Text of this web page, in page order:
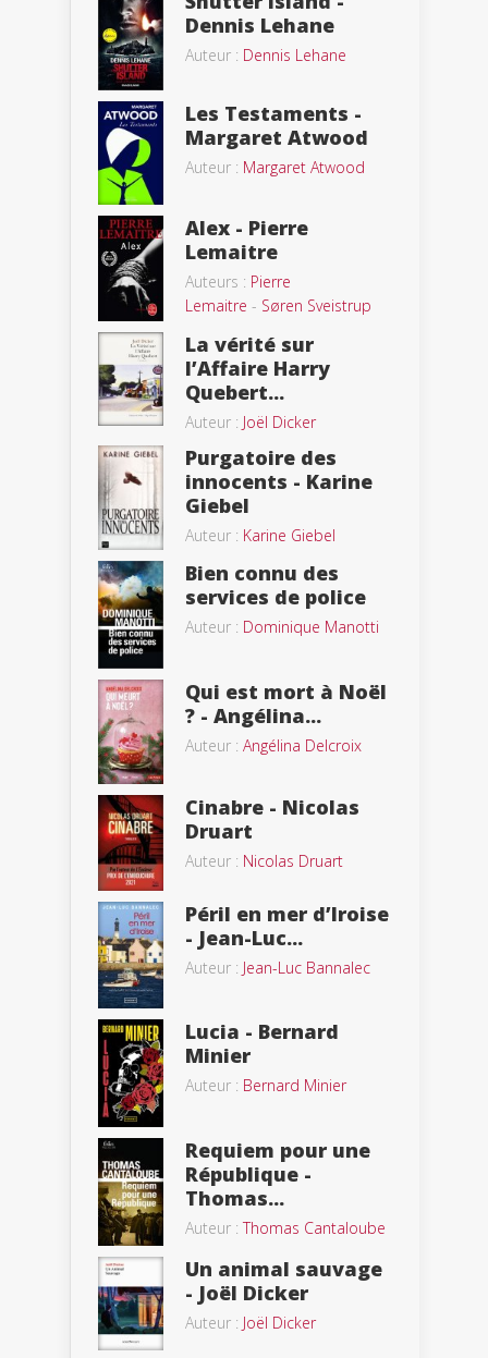
Dennis Lehane
Auteur : Dennis Lehane
Les Testaments -
Margaret Atwood
Auteur : Margaret Atwood
Alex - Pierre
Lemaitre
Auteurs : Pierre
Lemaitre - Søren Sveistrup
La vérité sur
l’Affaire Harry
Quebert...
Auteur : Joël Dicker
Purgatoire des
innocents - Karine
Giebel
Auteur : Karine Giebel
Bien connu des
services de police
Auteur : Dominique Manotti
Qui est mort à Noël
? - Angélina...
Auteur : Angélina Delcroix
Cinabre - Nicolas
Druart
Auteur : Nicolas Druart
Péril en mer d’Iroise
- Jean-Luc...
Auteur : Jean-Luc Bannalec
Lucia - Bernard
Minier
Auteur : Bernard Minier
Requiem pour une
République -
Thomas...
Auteur :Thomas Cantaloube
Un animal sauvage
- Joël Dicker
Auteur : Joël Dicker